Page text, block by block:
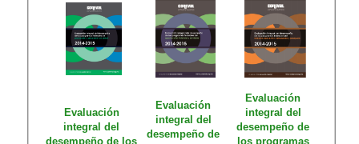
Evaluación
integral del
desempeño de los
Evaluación
integral del
desempeño de
Evaluación
integral del
desempeño de
los programas